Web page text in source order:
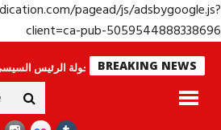
pagead/js/
client=ca-pub-
BREAKING NEWS
لا ينامون جولة الرئيس السيسي